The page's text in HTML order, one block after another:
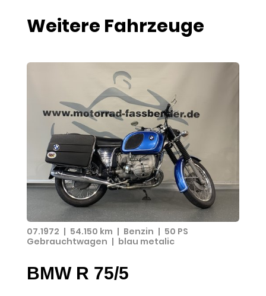
Weitere Fahrzeuge
07.1972 | 54.150 km | Benzin | 50 PS
Gebrauchtwagen | blau metalic
BMW R 75/5